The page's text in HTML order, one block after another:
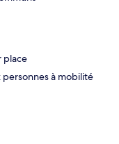
place
personnes à mobilité